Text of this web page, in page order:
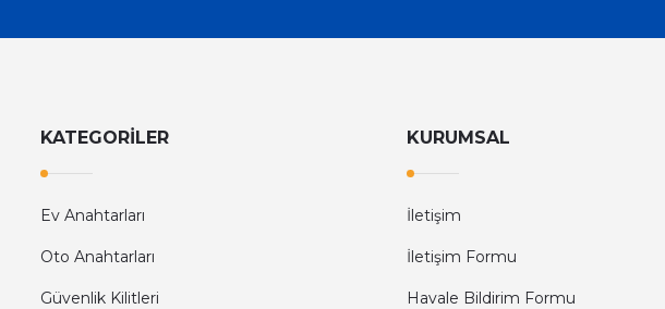
KATEGORİLER
Ev Anahtarları
Oto Anahtarları
Güvenlik Kilitleri
KURUMSAL
İletişim
İletişim Formu
Havale Bildirim Formu